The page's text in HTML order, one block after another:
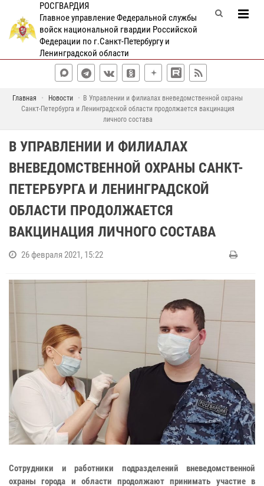
РОСГВАРДИЯ
Главное управление Федеральной службы
войск национальной гвардии Российской
Федерации по г.Санкт-Петербургу и
Ленинградской области
Главная Новости
В Управлении и филиалах вневедомственной охраны
Санкт-Петербурга и Ленинградской области продолжается вакцинация
личного состава
В УПРАВЛЕНИИ И ФИЛИАЛАХ
ВНЕВЕДОМСТВЕННОЙ ОХРАНЫ САНКТ-
ПЕТЕРБУРГА И ЛЕНИНГРАДСКОЙ
ОБЛАСТИ ПРОДОЛЖАЕТСЯ
ВАКЦИНАЦИЯ ЛИЧНОГО СОСТАВА
26 февраля 2021, 15:22
Сотрудники и работники подразделений вневедомственной
охраны города и области продолжают принимать участие в